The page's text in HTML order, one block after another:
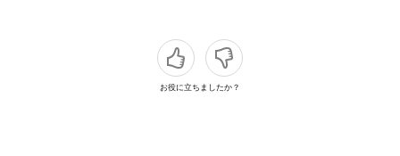
お役に立ちましたか？